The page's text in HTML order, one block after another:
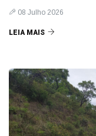
08 Julho 2026
LEIA MAIS